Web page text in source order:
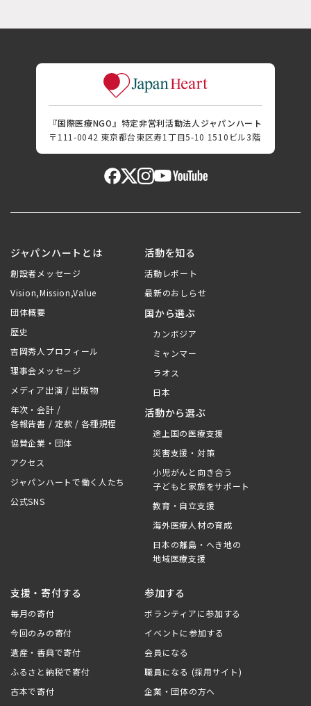
『国際医療NGO』特定非営利活動法人ジャパンハート
〒111-0042 東京都台東区寿1丁目5-10 1510ビル3階
ジャパンハートとは
創設者メッセージ
Vision,Mission,Value
団体概要
歴史
吉岡秀人プロフィール
理事会メッセージ
メディア出演 / 出版物
年次・会計 /
各報告書 / 定款 / 各種規程
協賛企業・団体
アクセス
ジャパンハートで働く人たち
公式SNS
活動を知る
活動レポート
最新のおしらせ
国から選ぶ
カンボジア
ミャンマー
ラオス
日本
活動から選ぶ
途上国の医療支援
災害支援・対策
小児がんと向き合う
子どもと家族をサポート
教育・自立支援
海外医療人材の育成
日本の離島・へき地の
地域医療支援
支援・寄付する
毎月の寄付
今回のみの寄付
遺産・香典で寄付
ふるさと納税で寄付
古本で寄付
参加する
ボランティアに参加する
イベントに参加する
会員になる
職員になる (採用サイト)
企業・団体の方へ